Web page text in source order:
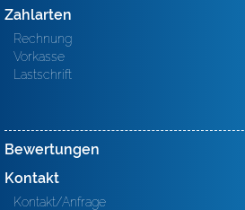
Zahlarten
Rechnung
Vorkasse
Lastschrift
Bewertungen
Kontakt
Kontakt/Anfrage